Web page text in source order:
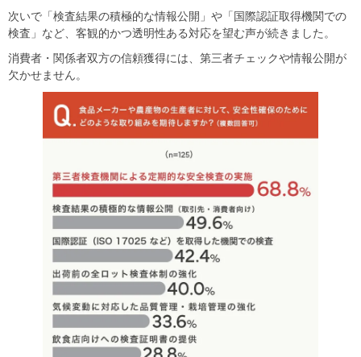
次いで「検査結果の積極的な情報公開」や「国際認証取得機関での
検査」など、客観的かつ透明性ある対応を望む声が続きました。
消費者・関係者双方の信頼獲得には、第三者チェックや情報公開が
欠かせません。